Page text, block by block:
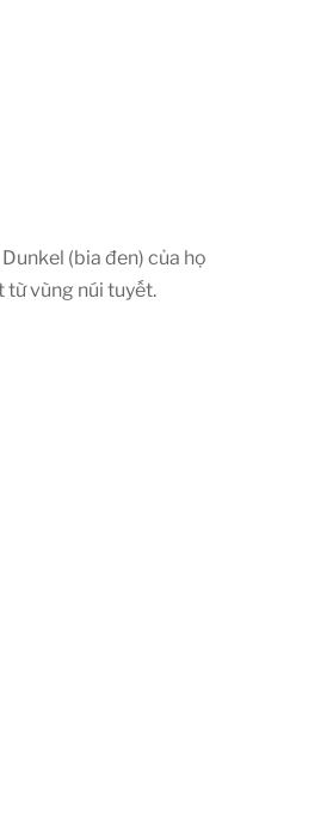
(bia đen) của họ
từ vùng núi tuyết.